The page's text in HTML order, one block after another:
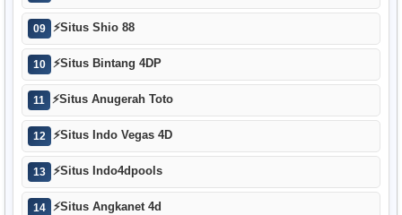
09 ⚡Situs Shio 88
10 ⚡Situs Bintang 4DP
11 ⚡Situs Anugerah Toto
12 ⚡Situs Indo Vegas 4D
13 ⚡Situs Indo4dpools
14 ⚡Situs Angkanet 4d